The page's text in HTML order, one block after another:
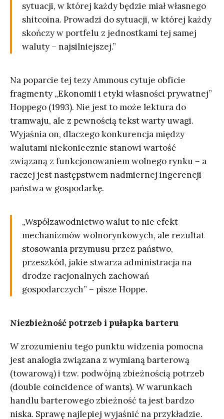
sytuacji, w której każdy będzie miał własnego
shitcoina. Prowadzi do sytuacji, w której każdy
skończy w portfelu z jednostkami tej samej
waluty – najsilniejszej.”
Na poparcie tej tezy Ammous cytuje obficie
fragmenty „Ekonomii i etyki własności prywatnej”
Hoppego (1993). Nie jest to może lektura do
tramwaju, ale z pewnością tekst warty uwagi.
Wyjaśnia on, dlaczego konkurencja między
walutami niekoniecznie stanowi wartość
związaną z funkcjonowaniem wolnego rynku – a
raczej jest następstwem nadmiernej ingerencji
państwa w gospodarkę.
„Współzawodnictwo walut to nie efekt
mechanizmów wolnorynkowych, ale rezultat
stosowania przymusu przez państwo,
przeszkód, jakie stwarza administracja na
drodze racjonalnych zachowań
gospodarczych” – pisze Hoppe.
Niezbieżność potrzeb i pułapka barteru
W zrozumieniu tego punktu widzenia pomocna
jest analogia związana z wymianą barterową
(towarową) i tzw. podwójną zbieżnością potrzeb
(double coincidence of wants). W warunkach
handlu barterowego zbieżność ta jest bardzo
niska. Sprawę najlepiej wyjaśnić na przykładzie.